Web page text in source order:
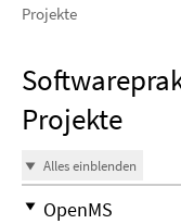
Projekte
Projekte
Alles einblenden
OpenMS